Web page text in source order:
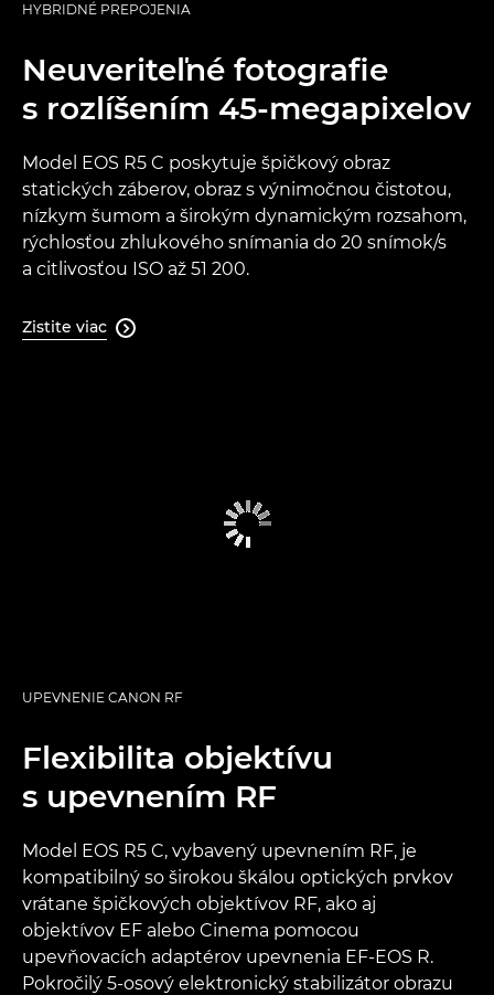
HYBRIDNÉ PREPOJENIA
Neuveriteľné fotografie
s rozlíšením 45-megapixelov
Model EOS R5 C poskytuje špičkový obraz
statických záberov, obraz s výnimočnou čistotou,
nízkym šumom a širokým dynamickým rozsahom,
rýchlosťou zhlukového snímania do 20 snímok/s
a citlivosťou ISO až 51 200.
Zistite viac 
UPEVNENIE CANON RF
Flexibilita objektívu
s upevnením RF
Model EOS R5 C, vybavený upevnením RF, je
kompatibilný so širokou škálou optických prvkov
vrátane špičkových objektívov RF, ako aj
objektívov EF alebo Cinema pomocou
upevňovacích adaptérov upevnenia EF-EOS R.
Pokročilý 5-osový elektronický stabilizátor obrazu